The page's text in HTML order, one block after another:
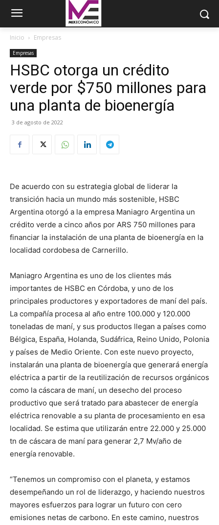
Inicio Empresas
Empresas
HSBC otorga un crédito
verde por $750 millones para
una planta de bioenergía
3 de agosto de 2022
De acuerdo con su estrategia global de liderar la
transición hacia un mundo más sostenible, HSBC
Argentina otorgó a la empresa Maniagro Argentina un
crédito verde a cinco años por ARS 750 millones para
financiar la instalación de una planta de bioenergía en la
localidad cordobesa de Carnerillo.
Maniagro Argentina es uno de los clientes más
importantes de HSBC en Córdoba, y uno de los
principales productores y exportadores de maní del país.
La compañía procesa al año entre 100.000 y 120.000
toneladas de maní, y sus productos llegan a países como
Bélgica, España, Holanda, Sudáfrica, Reino Unido, Polonia
y países de Medio Oriente. Con este nuevo proyecto,
instalarán una planta de bioenergía que generará energía
eléctrica a partir de la reutilización de recursos orgánicos
como la cáscara de maní, un desecho del proceso
productivo que será tratado para abastecer de energía
eléctrica renovable a su planta de procesamiento en esa
localidad. Se estima que utilizarán entre 22.000 y 25.000
tn de cáscara de maní para generar 2,7 Mv/año de
energía renovable.
“Tenemos un compromiso con el planeta, y estamos
desempeñando un rol de liderazgo, y haciendo nuestros
mayores esfuerzos para lograr un futuro con cero
emisiones netas de carbono. En este camino, nuestros